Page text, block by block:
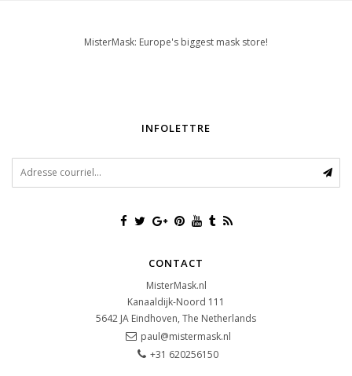
MisterMask: Europe's biggest mask store!
INFOLETTRE
CONTACT
MisterMask.nl
Kanaaldijk-Noord 111
5642 JA Eindhoven, The Netherlands
paul@mistermask.nl
+31 620256150